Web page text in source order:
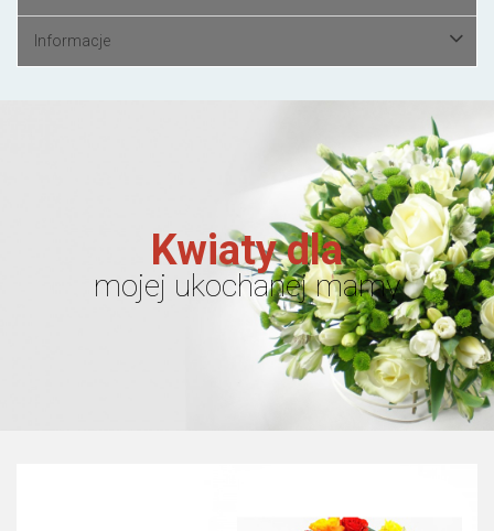
Informacje
Kwiaty dla
mojej ukochanej mamy